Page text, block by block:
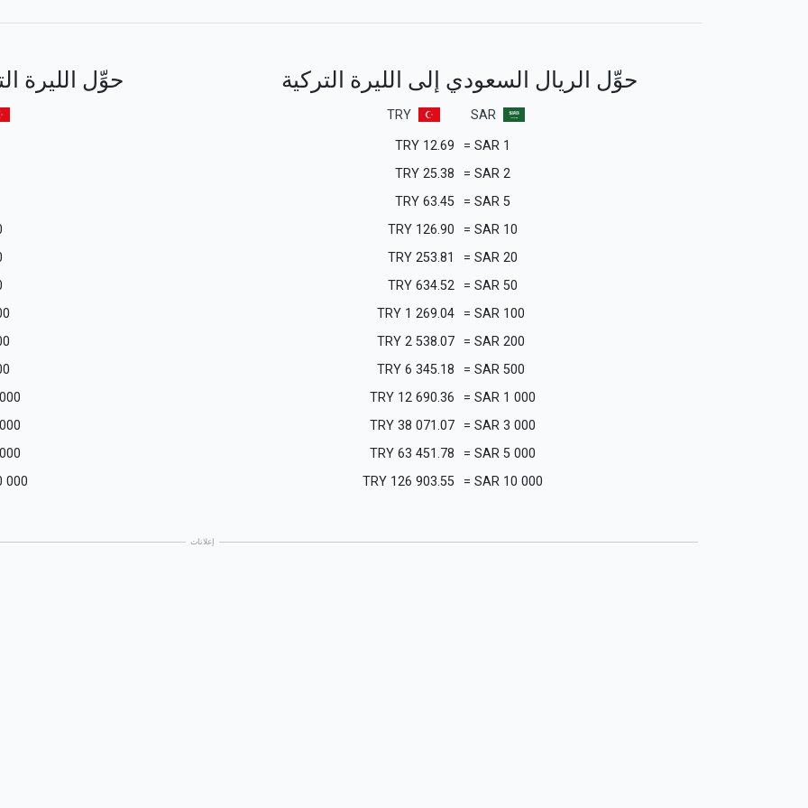
حوِّل الريال السعودي إلى الليرة التركية
SAR
TRY
1
SAR
=
12.69
TRY
2
SAR
=
25.38
TRY
5
SAR
=
63.45
TRY
10
SAR
=
126.90
TRY
20
SAR
=
253.81
TRY
50
SAR
=
634.52
TRY
100
SAR
=
1 269.04
TRY
200
SAR
=
2 538.07
TRY
500
SAR
=
6 345.18
TRY
1 000
SAR
=
12 690.36
TRY
3 000
SAR
=
38 071.07
TRY
5 000
SAR
=
63 451.78
TRY
10 000
SAR
=
126 903.55
TRY
حوِّل الليرة
000
إعلانات